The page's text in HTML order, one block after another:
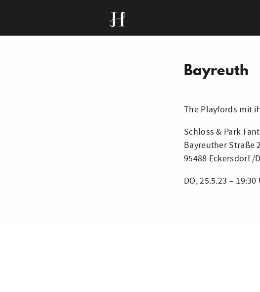
Bayreuth
The Playfords mit
Schloss & Park
Bayreuther Straße
95488 Eckersdorf /
DO, 25.5.23 –